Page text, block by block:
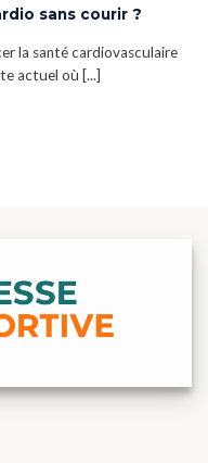
sans courir ?
la santé cardiovasculaire
actuel où [...]